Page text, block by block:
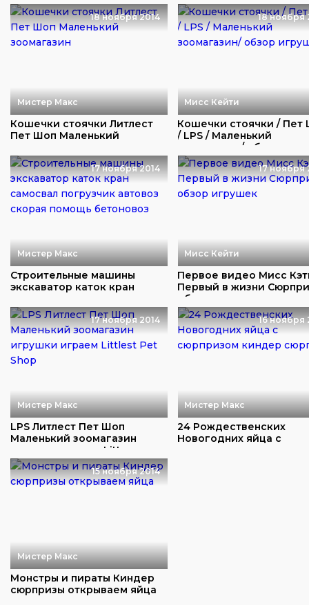
18 ноября 2014
Мистер Макс
Кошечки стоячки Литлест
Пет Шоп Маленький
18 ноября
Мисс Кейти
Кошечки стоячки / Пет
/ LPS / Маленький
зоомагазин/ обзо...
17 ноября 2014
Мистер Макс
Строительные машины
экскаватор каток кран
17 ноября
Мисс Кейти
Первое видео Мисс
Первый в жизни
обзор игруше...
17 ноября 2014
Мистер Макс
LPS Литлест Пет Шоп
Маленький зоомагазин
игрушки играем Litt...
16 ноября
Мистер Макс
24 Рождественских
Новогодних яйца с
15 ноября 2014
Мистер Макс
Монстры и пираты Киндер
сюрпризы открываем яйца